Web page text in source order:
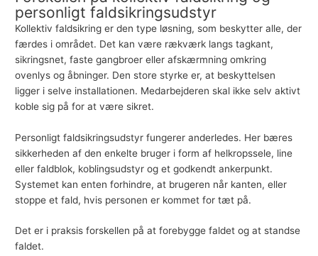
personligt faldsikringsudstyr
Kollektiv faldsikring er den type løsning, som beskytter alle, der
færdes i området. Det kan være rækværk langs tagkant,
sikringsnet, faste gangbroer eller afskærmning omkring
ovenlys og åbninger. Den store styrke er, at beskyttelsen
ligger i selve installationen. Medarbejderen skal ikke selv aktivt
koble sig på for at være sikret.
Personligt faldsikringsudstyr fungerer anderledes. Her bæres
sikkerheden af den enkelte bruger i form af helkropssele, line
eller faldblok, koblingsudstyr og et godkendt ankerpunkt.
Systemet kan enten forhindre, at brugeren når kanten, eller
stoppe et fald, hvis personen er kommet for tæt på.
Det er i praksis forskellen på at forebygge faldet og at standse
faldet.